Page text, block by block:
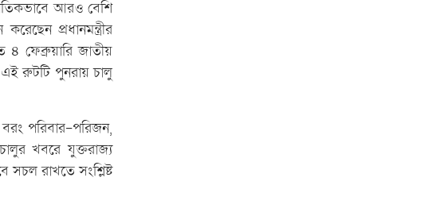
আরও বেশি
প্রধানমন্ত্রীর
৪ ফেব্রুয়ারি জাতীয়
এই রুটটি পুনরায় চালু
পরিবার-পরিজন,
খবরে যুক্তরাজ্য
সচল রাখতে সংশ্লিষ্ট